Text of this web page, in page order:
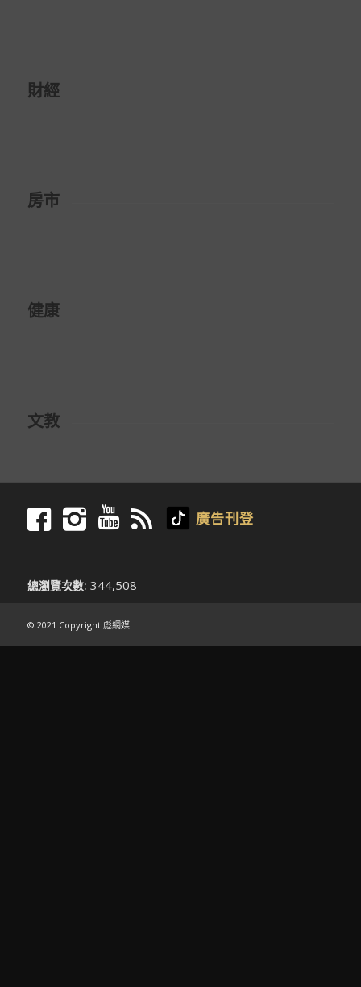
財經
房市
健康
文教
廣告刊登
總瀏覽次數: 344,508
© 2021 Copyright 彪網媒